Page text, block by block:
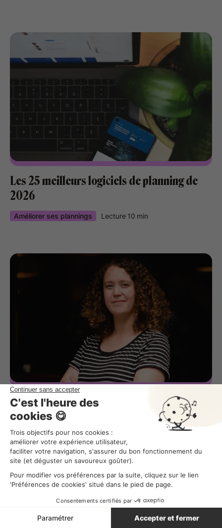
Les 25 meilleurs logiciels de planning de
2026
Améliorer ses plannings Lecture 10 min
Comment créer un planning en
restauration ? 7 conseils essentiels +
normes HCR
Améliorer ses plannings Lecture 6min